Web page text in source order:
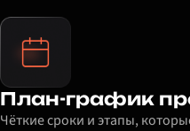
План-график
Чёткие сроки и этапы,